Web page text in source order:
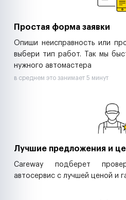
Простая форма заявки
Опиши неисправность или
выбери тип работ. Так мы
нужного автомастера
в среднем это занимает 5 минут
Лучшие предложения и
Careway подберет
автосервис с лучшей ценой и